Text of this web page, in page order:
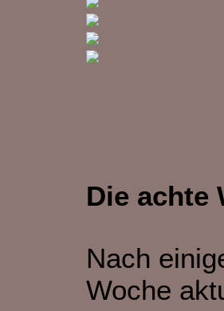
Die achte
Nach
Woche